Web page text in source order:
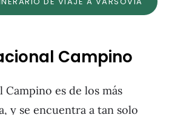
Campino
Campino es de los más
y se encuentra a tan solo